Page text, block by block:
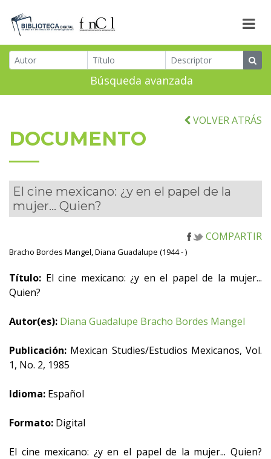
Búsqueda avanzada
VOLVER ATRÁS
DOCUMENTO
El cine mexicano: ¿y en el papel de la
mujer... Quien?
COMPARTIR
Bracho Bordes Mangel, Diana Guadalupe (1944 - )
Título: El cine mexicano: ¿y en el papel de la mujer...
Quien?
Autor(es): Diana Guadalupe Bracho Bordes Mangel
Publicación: Mexican Studies/Estudios Mexicanos, Vol.
1, No. 2, 1985
Idioma: Español
Formato: Digital
El cine mexicano: ¿y en el papel de la mujer... Quien?